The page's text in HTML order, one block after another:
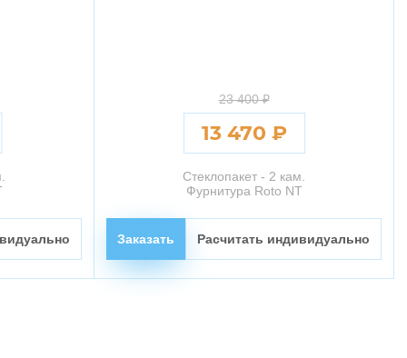
23 400 ₽
13 470 ₽
Стеклопакет - 2 кам.
Фурнитура Roto NT
Заказать Расчитать индивидуально